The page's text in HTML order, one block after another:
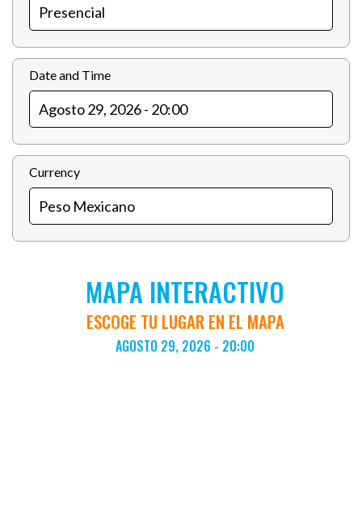
Date and Time
Currency
MAPA INTERACTIVO
ESCOGE TU LUGAR EN EL MAPA
AGOSTO 29, 2026 - 20:00